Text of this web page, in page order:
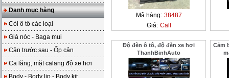
Danh mục hàng
Còi ô tô các loại
Giá nóc - Baga mui
Cản trước sau - Ốp cản
Ca lăng, mặt calang độ xe hơi
Body - Body lip - Body kit
Mã hàng: 38487
Giá: Call
Độ đèn ô tô, độ đèn xe hơi
ThanhBinhAuto
Cảm